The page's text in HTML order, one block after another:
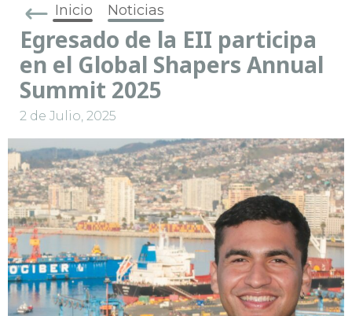
Inicio Noticias
Egresado de la EII participa
en el Global Shapers Annual
Summit 2025
2 de Julio, 2025